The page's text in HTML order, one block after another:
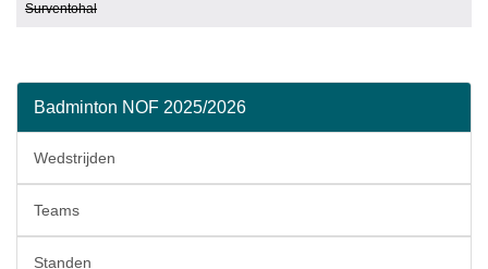
Surventohal
Badminton NOF 2025/2026
Wedstrijden
Teams
Standen